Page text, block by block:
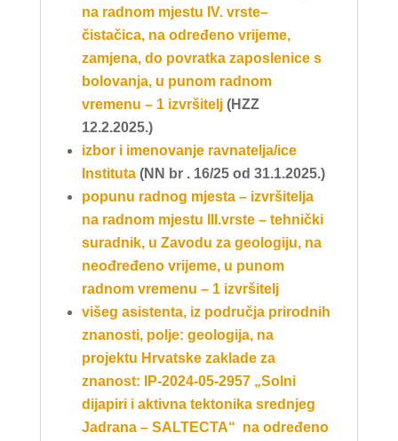
na radnom mjestu IV. vrste–
čistačica, na određeno vrijeme,
zamjena, do povratka zaposlenice s
bolovanja, u punom radnom
vremenu – 1 izvršitelj (HZZ
12.2.2025.)
izbor i imenovanje ravnatelja/ice
Instituta (NN br . 16/25 od 31.1.2025.)
popunu radnog mjesta – izvršitelja
na radnom mjestu III.vrste – tehnički
suradnik, u Zavodu za geologiju, na
neođređeno vrijeme, u punom
radnom vremenu – 1 izvršitelj
višeg asistenta, iz područja prirodnih
znanosti, polje: geologija, na
projektu Hrvatske zaklade za
znanost: IP-2024-05-2957 „Solni
dijapiri i aktivna tektonika srednjeg
Jadrana – SALTECTA“ na određeno